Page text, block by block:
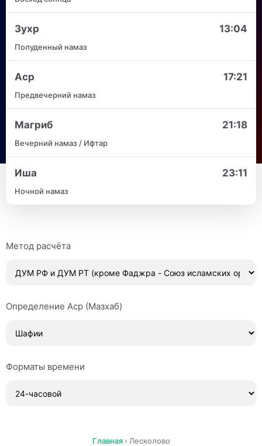
Зухр 13:04
Полуденный намаз
Аср 17:21
Предвечерний намаз
Магриб 21:18
Вечерний намаз / Ифтар
Иша 23:11
Ночной намаз
Метод расчёта
Определение Аср (Мазхаб)
Форматы времени
Главная› Лесколово